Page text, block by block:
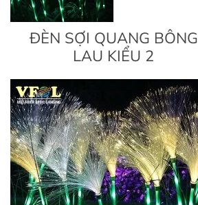
ĐÈN SỢI QUANG BÔNG
LAU KIỂU 2